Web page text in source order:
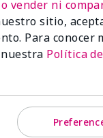
3D
rosados fríos)
vender ni
sitio,
Para conocer
Política